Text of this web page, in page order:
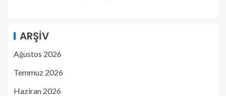
ARŞIV
Ağustos 2026
Temmuz 2026
Haziran 2026